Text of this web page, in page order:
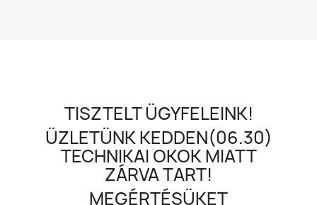
TISZTELT ÜGYFELEINK!
ÜZLETÜNK KEDDEN(06.30)
TECHNIKAI OKOK MIATT
ZÁRVA TART!
MEGÉRTÉSÜKET